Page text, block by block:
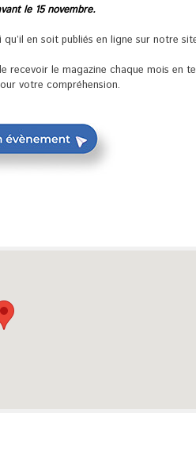
le 15 novembre.
en soit publiés en ligne sur notre
recevoir le magazine chaque mois en
votre compréhension.